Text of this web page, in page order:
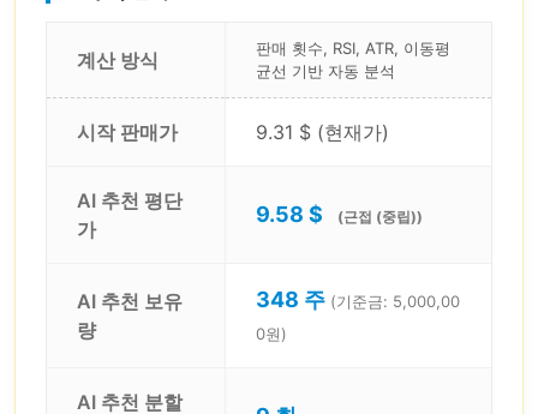
계산 방식
판매 횟수, RSI, ATR, 이동평
균선 기반 자동 분석
시작 판매가 9.31 $ (현재가)
AI 추천 평단
가
9.58 $ (근접 (중립))
AI 추천 보유
량
348 주 (기준금: 5,000,00
0원)
AI 추천 분할